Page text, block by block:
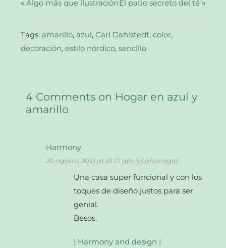
en
«Algo más que ilustraciónEl patio secreto del té»
Tags: amarillo, azul,Carl Dahlstedt,color,
decoración,estilo nórdico,sencillo
4 Comments on Hogar en azul y
amarillo
Harmony
20 agosto, 2013 at 10:17 am (13 años ago)
Una casa super funcional y con los
toques de diseño justos para ser
genial.
Besos.
| Harmony and design |